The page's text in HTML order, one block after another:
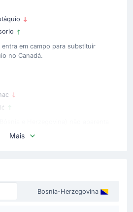
em campo para substituir
no Canadá.
Entra Dženis Burnić em seu
Mais
Bosnia-Herzegovina